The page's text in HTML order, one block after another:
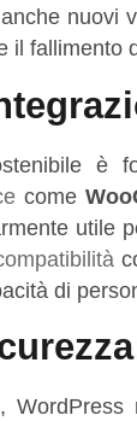
nuovi
il fallimento
è
come
utile
di